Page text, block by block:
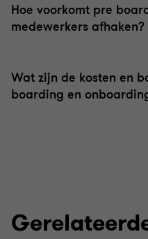
Hoe voorkomt pre
medewerkers afhaken?
Wat zijn de kosten en
boarding en